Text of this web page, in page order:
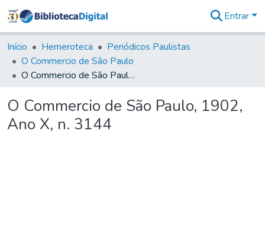
&
Coleções
Tudo na
Biblioteca
Estatísticas
Entrar
Início Hemeroteca
Periódicos Paulistas
O Commercio de São Paulo
O Commercio de São Paulo, 1902, Ano X, n. 3144
O Commercio de São Paulo, 1902,
Ano X, n. 3144